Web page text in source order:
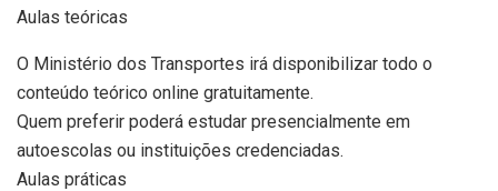
Aulas teóricas
O Ministério dos Transportes irá disponibilizar todo o
conteúdo teórico online gratuitamente.
Quem preferir poderá estudar presencialmente em
autoescolas ou instituições credenciadas.
Aulas práticas